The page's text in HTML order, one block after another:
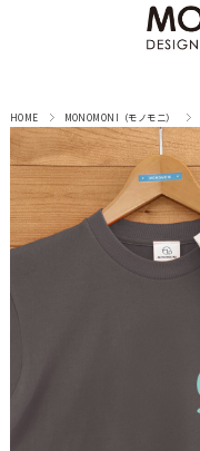
HOME MONOMONI（モノモニ）